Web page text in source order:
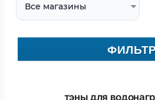
ФИЛЬТР
тэны для